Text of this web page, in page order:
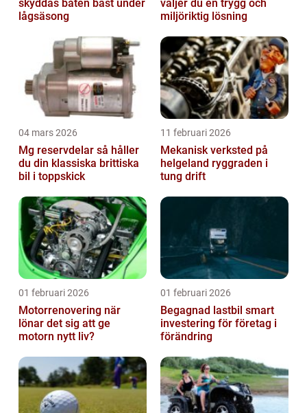
skyddas båten bäst under
lågsäsong
väljer du en trygg och
miljöriktig lösning
04 mars 2026
Mg reservdelar så håller
du din klassiska brittiska
bil i toppskick
11 februari 2026
Mekanisk verksted på
helgeland ryggraden i
tung drift
01 februari 2026
Motorrenovering när
lönar det sig att ge
motorn nytt liv?
01 februari 2026
Begagnad lastbil smart
investering för företag i
förändring